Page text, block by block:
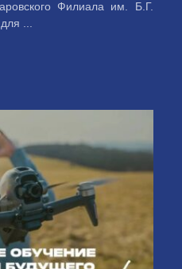
Филиала им. Б.Г.
...